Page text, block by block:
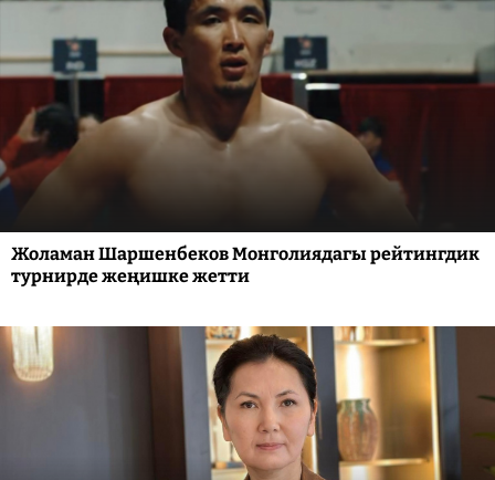
Жоламан Шаршенбеков Монголиядагы рейтингдик
турнирде жеңишке жетти